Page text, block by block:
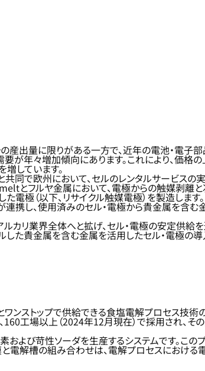
出量に限りがある一方で、近年の電池・電
年々増加傾向にあります。これにより、価格
しています。
同で欧州において、セルのレンタルサービスの
とフルヤ金属において、電極からの触媒剥離
電極（以下、リサイクル触媒電極）を製造しま
携し、使用済みのセル・電極から貴金属を含
リ業界全体へと拡げ、セル・電極の安定供給を
た貴金属を含む金属を活用したセル・電極の
ストップで供給できる食塩電解プロセス技術
工場以上（2024年12月現在）で採用され、そ
よび苛性ソーダを生産するシステムです。この
解槽の組み合わせは、電解プロセスにおける